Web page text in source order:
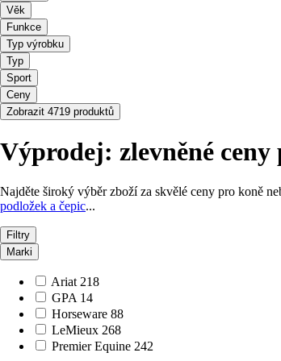
Věk
Funkce
Typ výrobku
Typ
Sport
Ceny
Zobrazit 4719 produktů
Výprodej: zlevněné ceny
Najděte široký výběr zboží za skvělé ceny pro koně
podložek a čepic...
Filtry
Marki
Ariat 218
GPA 14
Horseware 88
LeMieux 268
Premier Equine 242